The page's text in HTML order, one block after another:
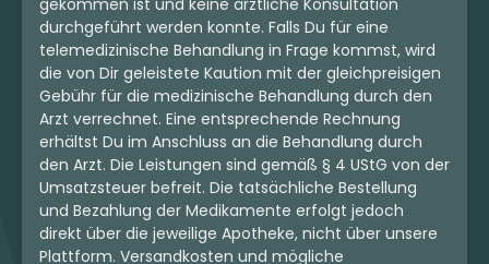
gekommen ist und keine ärztliche Konsultation
durchgeführt werden konnte. Falls Du für eine
telemedizinische Behandlung in Frage kommst, wird
die von Dir geleistete Kaution mit der gleichpreisigen
Gebühr für die medizinische Behandlung durch den
Arzt verrechnet. Eine entsprechende Rechnung
erhältst Du im Anschluss an die Behandlung durch
den Arzt. Die Leistungen sind gemäß § 4 UStG von der
Umsatzsteuer befreit. Die tatsächliche Bestellung
und Bezahlung der Medikamente erfolgt jedoch
direkt über die jeweilige Apotheke, nicht über unsere
Plattform. Versandkosten und mögliche